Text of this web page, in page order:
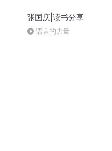
张国庆|读书分享
语言的力量